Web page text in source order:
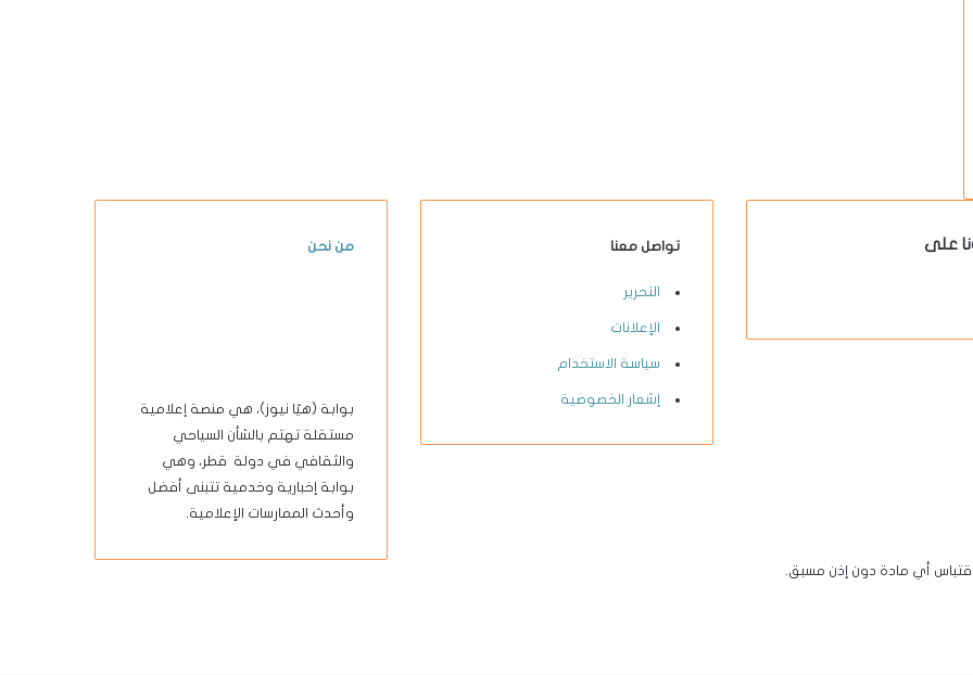
من نحن
بوابة (هيّا نيوز)، هي منصة إعلامية
مستقلة تهتم بالشأن السياحي
والثقافي في دولة قطر، وهي
بوابة إخبارية وخدمية تتبنى أفضل
وأحدث الممارسات الإعلامية.
تواصل معنا
التحرير
الإعلانات
سياسة الاستخدام
إشعار الخصوصية
على